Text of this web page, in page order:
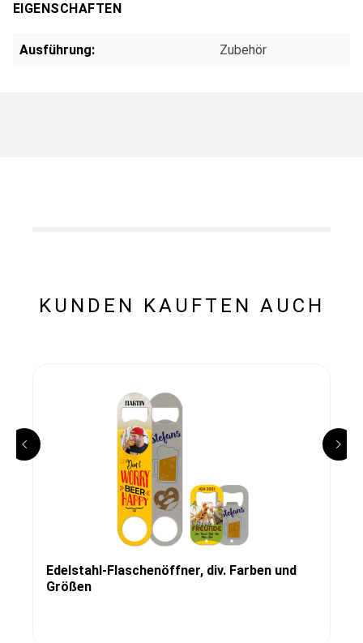
EIGENSCHAFTEN
Ausführung: Zubehör
KUNDEN KAUFTEN AUCH
Edelstahl-Flaschenöffner, div. Farben und
Größen